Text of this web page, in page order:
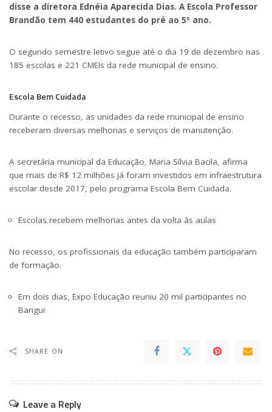
disse a diretora Ednéia Aparecida Dias. A Escola Professor
Brandão tem 440 estudantes do pré ao 5º ano.
O segundo semestre letivo segue até o dia 19 de dezembro nas
185 escolas e 221 CMEIs da rede municipal de ensino.
Escola Bem Cuidada
Durante o recesso, as unidades da rede municipal de ensino
receberam diversas melhorias e serviços de manutenção.
A secretária municipal da Educação, Maria Sílvia Bacila, afirma
que mais de R$ 12 milhões já foram investidos em infraestrutura
escolar desde 2017, pelo programa Escola Bem Cuidada.
Escolas recebem melhorias antes da volta às aulas
No recesso, os profissionais da educação também participaram
de formação.
Em dois dias, Expo Educação reuniu 20 mil participantes no
Barigui
SHARE ON
Leave a Reply